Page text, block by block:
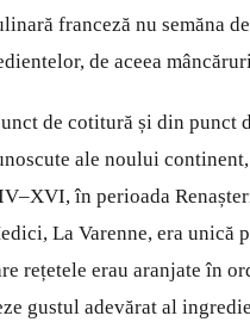
franceză nu semăna
de aceea
de cotitură și din punct
ale noului
în perioada
La Varenne, era unică
rețetele erau aranjate în
gustul adevărat al